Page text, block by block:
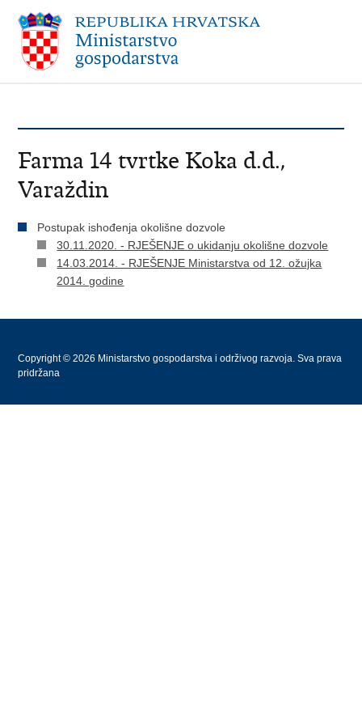
Farma 14 tvrtke Koka d.d.,
Varaždin
Postupak ishođenja okolišne dozvole
30.11.2020. - RJEŠENJE o ukidanju okolišne dozvole
14.03.2014. - RJEŠENJE Ministarstva od 12. ožujka
2014. godine
Copyright © 2026 Ministarstvo gospodarstva i održivog razvoja. Sva prava
pridržana